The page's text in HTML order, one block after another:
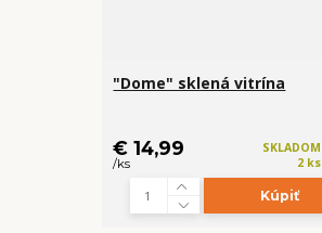
"Dome" sklená vitrína
€ 14,99
/ks
SKLADOM
2 ks
Kúpiť